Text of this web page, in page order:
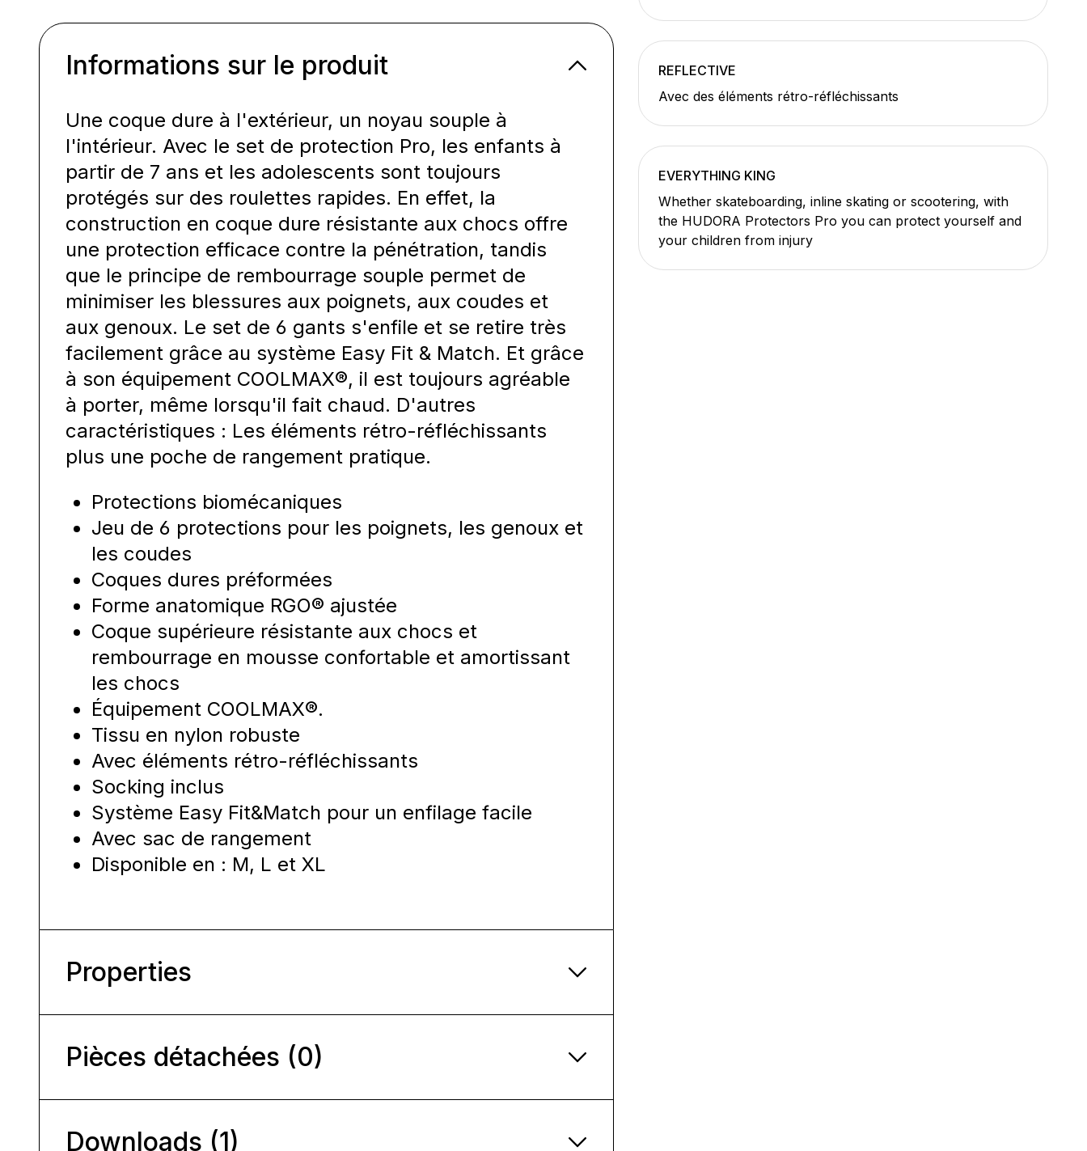
REFLECTIVE
Avec des éléments rétro-réfléchissants
EVERYTHING KING
Whether skateboarding, inline skating or scootering, with
the HUDORA Protectors Pro you can protect yourself and
your children from injury
Informations sur le produit
Une coque dure à l'extérieur, un noyau souple à
l'intérieur. Avec le set de protection Pro, les enfants à
partir de 7 ans et les adolescents sont toujours
protégés sur des roulettes rapides. En effet, la
construction en coque dure résistante aux chocs offre
une protection efficace contre la pénétration, tandis
que le principe de rembourrage souple permet de
minimiser les blessures aux poignets, aux coudes et
aux genoux. Le set de 6 gants s'enfile et se retire très
facilement grâce au système Easy Fit & Match. Et grâce
à son équipement COOLMAX®, il est toujours agréable
à porter, même lorsqu'il fait chaud. D'autres
caractéristiques : Les éléments rétro-réfléchissants
plus une poche de rangement pratique.
Protections biomécaniques
Jeu de 6 protections pour les poignets, les genoux et
les coudes
Coques dures préformées
Forme anatomique RGO® ajustée
Coque supérieure résistante aux chocs et
rembourrage en mousse confortable et amortissant
les chocs
Équipement COOLMAX®.
Tissu en nylon robuste
Avec éléments rétro-réfléchissants
Socking inclus
Système Easy Fit&Match pour un enfilage facile
Avec sac de rangement
Disponible en : M, L et XL
Properties
Pièces détachées (0)
Downloads (1)